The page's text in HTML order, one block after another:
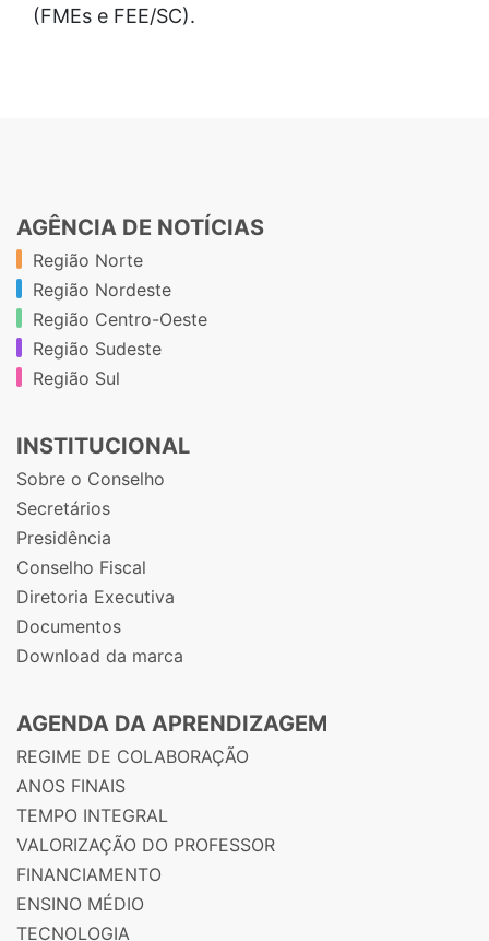
(FMEs e FEE/SC).
AGÊNCIA DE NOTÍCIAS
Região Norte
Região Nordeste
Região Centro-Oeste
Região Sudeste
Região Sul
INSTITUCIONAL
Sobre o Conselho
Secretários
Presidência
Conselho Fiscal
Diretoria Executiva
Documentos
Download da marca
AGENDA DA APRENDIZAGEM
REGIME DE COLABORAÇÃO
ANOS FINAIS
TEMPO INTEGRAL
VALORIZAÇÃO DO PROFESSOR
FINANCIAMENTO
ENSINO MÉDIO
TECNOLOGIA